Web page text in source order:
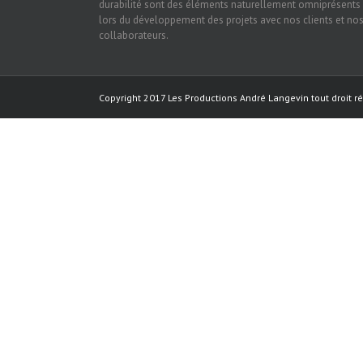
durabilité sont des éléments naturellement omniprésents
lors du développement des projets avec nos clients et nos
collaborateurs.
Copyright 2017 Les Productions André Langevin tout droit